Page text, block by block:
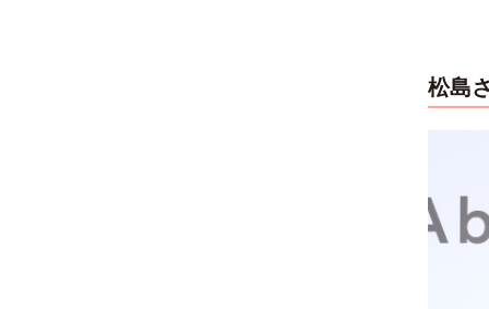
松島